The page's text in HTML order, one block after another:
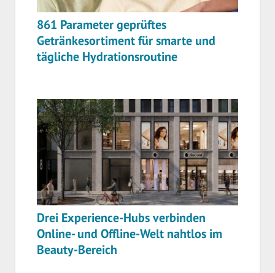
861 Parameter geprüftes
Getränkesortiment für smarte und
tägliche Hydrationsroutine
Drei Experience-Hubs verbinden
Online- und Offline-Welt nahtlos im
Beauty-Bereich